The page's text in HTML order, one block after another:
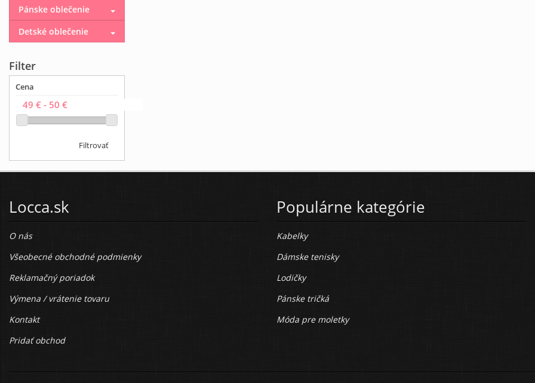
Pánske oblečenie
Detské oblečenie
Filter
Cena
Filtrovať
Locca.sk
O nás
Všeobecné obchodné podmienky
Reklamačný poriadok
Výmena / vrátenie tovaru
Kontakt
Pridať obchod
Populárne kategórie
Kabelky
Dámske tenisky
Lodičky
Pánske tričká
Móda pre moletky